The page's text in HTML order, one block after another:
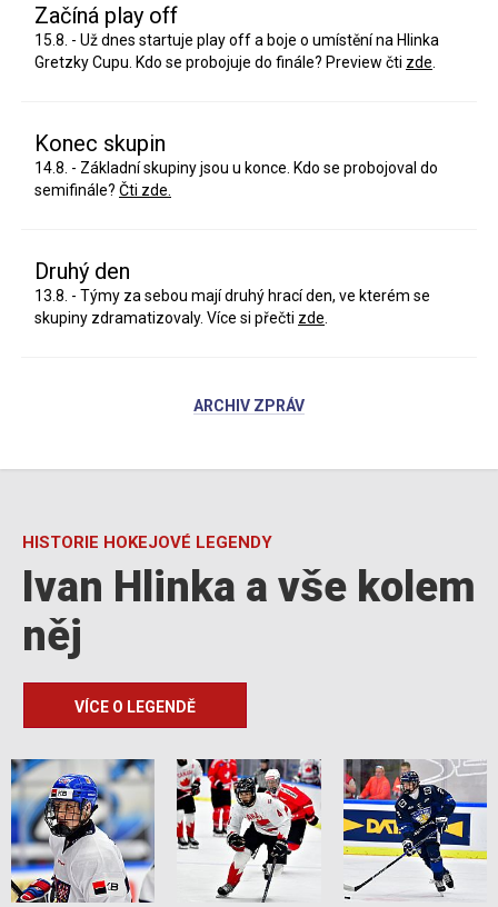
Začíná play off
15.8. - Už dnes startuje play off a boje o umístění na Hlinka
Gretzky Cupu. Kdo se probojuje do finále? Preview čti zde
Konec skupin
14.8. - Základní skupiny jsou u konce. Kdo se probojoval do
semifinále? Čti zde.
Druhý den
13.8. - Týmy za sebou mají druhý hrací den, ve kterém se
skupiny zdramatizovaly. Více si přečti zde
ARCHIV ZPRÁV
HISTORIE HOKEJOVÉ LEGENDY
Ivan Hlinka a vše kolem
něj
VÍCE O LEGENDĚ